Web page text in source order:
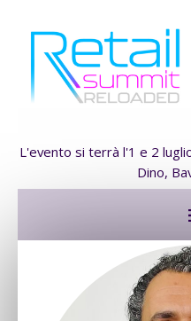
L'evento si terrà l'1 e 2
Dino,